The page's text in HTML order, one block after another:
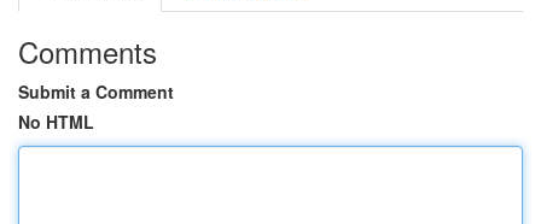
Comments
Submit a Comment
No HTML